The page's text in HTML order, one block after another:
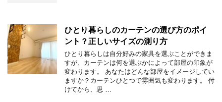
ひとり暮らしのカーテンの選び方のポイ
ント？正しいサイズの測り方
ひとり暮らしは自分好みの家具を選ぶことができま
すが、カーテンは何を選ぶかによって部屋の印象が
変わります。 あなたはどんな部屋をイメージしてい
ますか？カーテンひとつで雰囲気も変わります。 付
けてから、思 …